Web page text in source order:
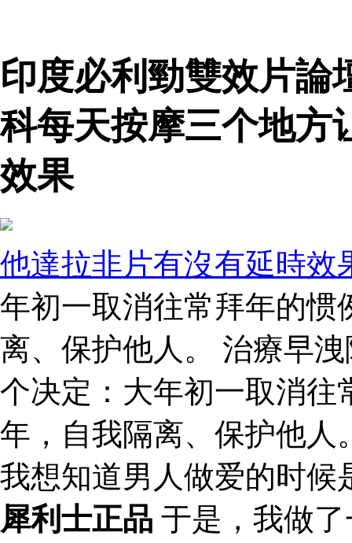
印度必利勁雙效片論
科每天按摩三个地方
效果
他達拉非片有沒有延時效
年初一取消往常拜年的惯
离、保护他人。 治療早
个决定：大年初一取消往
年，自我隔离、保护他人
我想知道男人做爱的时候
犀利士正品 于是，我做